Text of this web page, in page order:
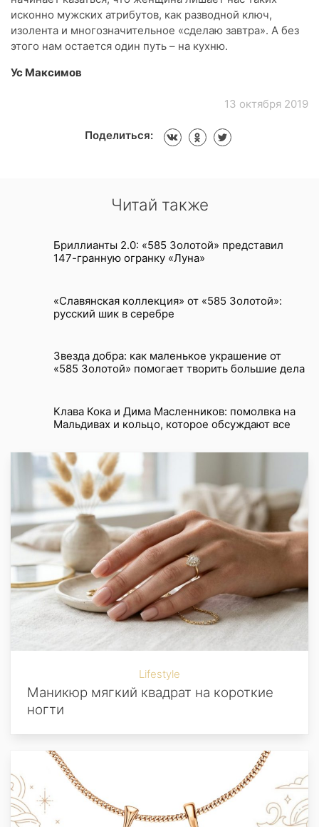
исконно мужских атрибутов, как разводной ключ,
изолента и многозначительное «сделаю завтра». А без
этого нам остается один путь – на кухню.
Ус Максимов
13 октября 2019
Поделиться:
Читай также
Бриллианты 2.0: «585 Золотой» представил
147-гранную огранку «Луна»
«Славянская коллекция» от «585 Золотой»:
русский шик в серебре
Звезда добра: как маленькое украшение от
«585 Золотой» помогает творить большие дела
Клава Кока и Дима Масленников: помолвка на
Мальдивах и кольцо, которое обсуждают все
Lifestyle
Маникюр мягкий квадрат на короткие
ногти